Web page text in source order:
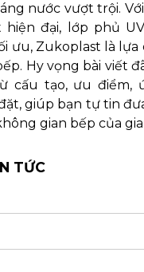
nước vượt trội.
đại, lớp phủ
ưu, Zukoplast là lựa
Hy vọng bài viết
cấu tạo, ưu điểm,
giúp bạn tự tin
gian bếp của
TỨC